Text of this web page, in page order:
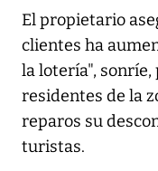
El propietario
clientes ha
la lotería",
residentes de la
reparos su
turistas.